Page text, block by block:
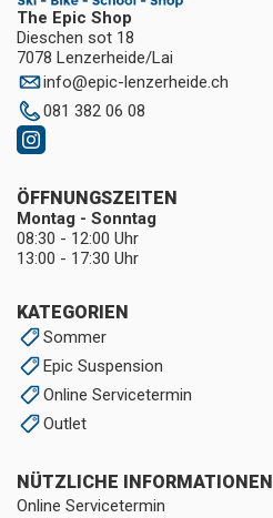
The Epic Shop
Dieschen sot 18
7078 Lenzerheide/Lai
info@epic-lenzerheide.ch
081 382 06 08
KATEGORIEN
Sommer
Epic Suspension
Online Servicetermin
Outlet
NÜTZLICHE INFORMATIONEN
Online Servicetermin
ÖFFNUNGSZEITEN
Montag - Sonntag
08:30 - 12:00 Uhr
13:00 - 17:30 Uhr